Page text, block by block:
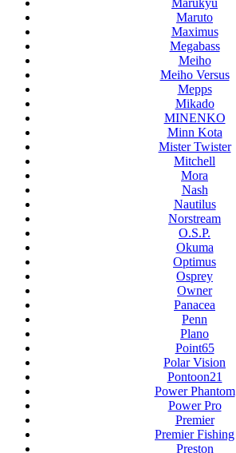
Marukyu
Maruto
Maximus
Megabass
Meiho
Meiho Versus
Mepps
Mikado
MINENKO
Minn Kota
Mister Twister
Mitchell
Mora
Nash
Nautilus
Norstream
O.S.P.
Okuma
Optimus
Osprey
Owner
Panacea
Penn
Plano
Point65
Polar Vision
Pontoon21
Power Phantom
Power Pro
Premier
Premier Fishing
Preston